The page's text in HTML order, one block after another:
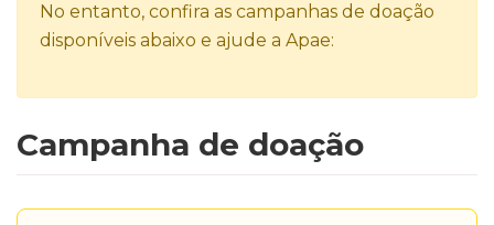
No entanto, confira as campanhas de doação
disponíveis abaixo e ajude a Apae:
Campanha de doação